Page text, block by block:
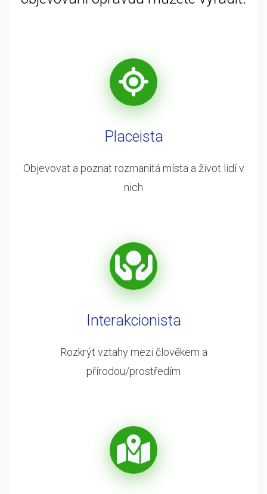
Placeista
Objevovat a poznat rozmanitá místa a život lidí v
nich
Interakcionista
Rozkrýt vztahy mezi člověkem a
přírodou/prostředím